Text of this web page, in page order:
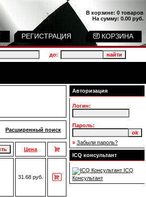
В корзине: 0 товаров
На сумму: 0.00 руб.
РЕГИСТРАЦИЯ КОРЗИНА
до:
Расширенный поиск
Цена
31.68 руб.
Авторизация
Логин:
Пароль:
» Забыли пароль?
ICQ консультант
ICQ
Консультант